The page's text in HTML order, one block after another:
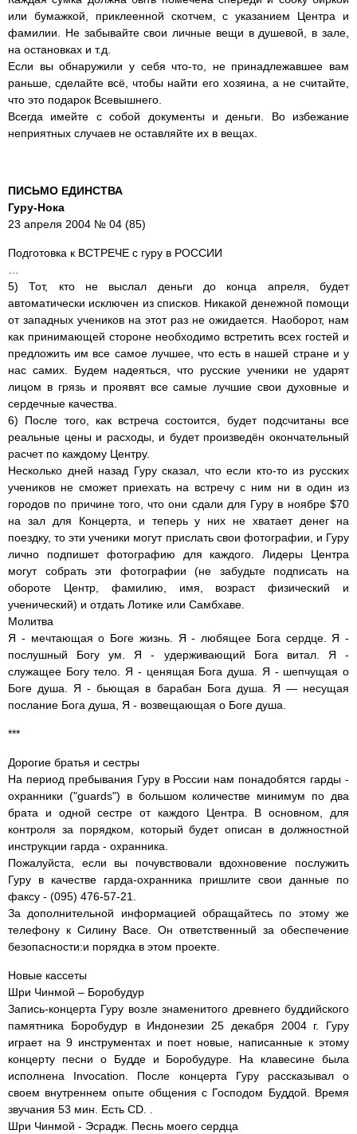
или бумажкой, приклеенной скотчем, с указанием Центра и
фамилии. Не забывайте свои личные вещи в душевой, в зале,
на остановках и т.д.
Если вы обнаружили у себя что-то, не принадлежавшее вам
раньше, сделайте всё, чтобы найти его хозяина, а не считайте,
что это подарок Всевышнего.
Всегда имейте с собой документы и деньги. Во избежание
неприятных случаев не оставляйте их в вещах.
ПИСЬМО ЕДИНСТВА
Гуру-Нока
23 апреля 2004 № 04 (85)
Подготовка к ВСТРЕЧЕ с гуру в РОССИИ
5) Тот, кто не выслал деньги до конца апреля, будет
автоматически исключен из списков. Никакой денежной помощи
от западных учеников на этот раз не ожидается. Наоборот, нам
как принимающей стороне необходимо встретить всех гостей и
предложить им все самое лучшее, что ecть в нашей стране и у
нас самих. Будем надеяться, что русские ученики не ударят
лицом в грязь и проявят все самые лучшие свои духовные и
сердечные качества.
6) После того, как встреча состоится, будет подсчитаны все
реальные цены и расходы, и будет произведён окончательный
расчет по каждому Центру.
Несколько дней назад Гуру сказал, что если кто-то из русских
учеников не сможет приехать на встречу c ним ни в один из
городов по причине того, что они сдали для Гуру в ноябре $70
на зал для Концерта, и теперь у них не хватает денег на
поездку, то эти ученики могут прислать свои фотографии, и Гуру
лично подпишет фотографию для каждого. Лидеры Центра
могут собрать эти фотографии (не забудьте подписать на
обороте Центр, фамилию, имя, возраст физический и
ученический) и отдать Лотике или Самбхаве.
Молитва
Я - мечтающая о Боге жизнь. Я - любящее Бога сердце. Я -
послушный Богу ум. Я - удерживающий Бога витал. Я -
служащее Богу тело. Я - ценящая Бога душа. Я - шепчущая о
Боге дyшa. Я - бьющая в барабан Бога душа. Я — несущая
послание Бога душа, Я - возвещающая о Боге душа.
***
Дорогие братья и сестры
На период пребывания Гуру в России нам понадобятся гарды -
охранники ("guards") в большом количестве минимум по два
брата и одной сестре от каждого Центра. В основном, для
контроля за порядком, который будет описан в должностной
инструкции гарда - охранника.
Пожалуйста, если вы почувствовали вдохновение послужить
Гуру в качестве гарда-охранника пришлите свои данные по
факсу - (095) 476-57-21.
За дополнительной информацией обращайтесь по этому же
телефону к Силину Bасе. Он ответственный за обеспечение
безопасности:и порядка в этом проекте.
Новые кассеты
Шри Чинмой – Боробудур
Запись-концерта Гуру возле знаменитого древнего буддийского
памятника Боробудур в Индонезии 25 декабря 2004 г. Гуру
играет на 9 инструментах и поет новые, написанные к этому
концерту песни о Будде и Боробудуре. На клавесине была
исполнена Invocation. После концерта Гуру рассказывал о
своем внутреннем опыте общения с Господом Буддой. Время
звучания 53 мин. Есть CD. .
Шри Чинмой - Эсрадж. Песнь моего сердца